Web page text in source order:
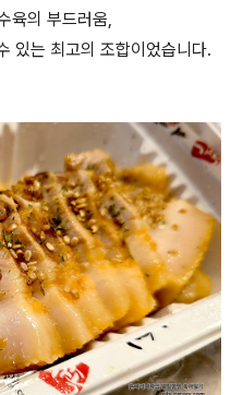
육의 부드러움,
있는 최고의 조합이었습니다.